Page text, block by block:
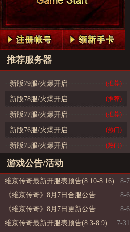
推荐服务器
新版79服/火爆开启 (推荐)
新版78服/火爆开启 (推荐)
新版77服/火爆开启 (推荐)
新版76服/火爆开启 (热门)
新版75服/火爆开启 (热门)
游戏公告/活动
维京传奇最新开服表预告(8.10-8.16)
8-7
《维京传奇》8月7日合服公告
8-6
《维京传奇》8月7日更新公告
8-6
维京传奇最新开服表预告(8.3-8.9)
7-31